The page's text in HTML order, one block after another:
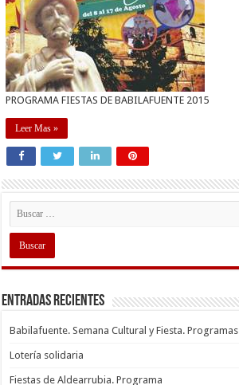
PROGRAMA FIESTAS DE BABILAFUENTE 2015
Leer Mas »
Entradas recientes
Babilafuente. Semana Cultural y Fiesta. Programas
Lotería solidaria
Fiestas de Aldearrubia. Programa